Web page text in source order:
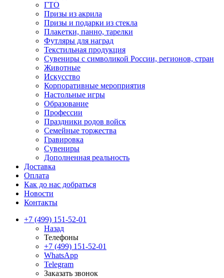
ГТО
Призы из акрила
Призы и подарки из стекла
Плакетки, панно, тарелки
Футляры для наград
Текстильная продукция
Сувениры с символикой России, регионов, стран
Животные
Искусство
Корпоративные мероприятия
Настольные игры
Образование
Профессии
Праздники родов войск
Семейные торжества
Гравировка
Сувениры
Дополненная реальность
Доставка
Оплата
Как до нас добраться
Новости
Контакты
+7 (499) 151-52-01
Назад
Телефоны
+7 (499) 151-52-01
WhatsApp
Telegram
Заказать звонок